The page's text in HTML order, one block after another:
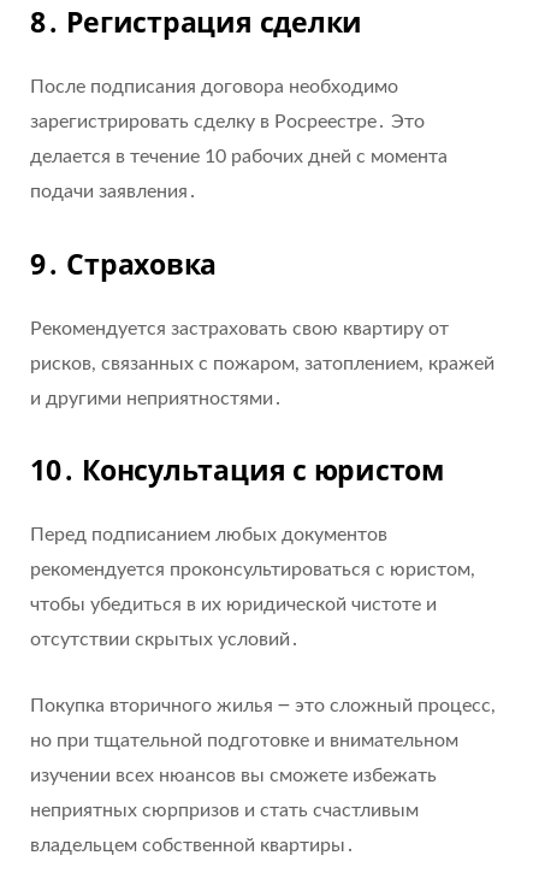
8․ Регистрация сделки
После подписания договора необходимо
зарегистрировать сделку в Росреестре․ Это
делается в течение 10 рабочих дней с момента
подачи заявления․
9․ Страховка
Рекомендуется застраховать свою квартиру от
рисков, связанных с пожаром, затоплением, кражей
и другими неприятностями․
10․ Консультация с юристом
Перед подписанием любых документов
рекомендуется проконсультироваться с юристом,
чтобы убедиться в их юридической чистоте и
отсутствии скрытых условий․
Покупка вторичного жилья ౼ это сложный процесс,
но при тщательной подготовке и внимательном
изучении всех нюансов вы сможете избежать
неприятных сюрпризов и стать счастливым
владельцем собственной квартиры․